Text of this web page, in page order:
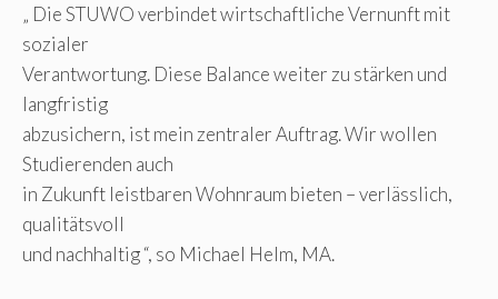
„ Die STUWO verbindet wirtschaftliche Vernunft mit
sozialer
Verantwortung. Diese Balance weiter zu stärken und
langfristig
abzusichern, ist mein zentraler Auftrag. Wir wollen
Studierenden auch
in Zukunft leistbaren Wohnraum bieten – verlässlich,
qualitätsvoll
und nachhaltig “, so Michael Helm, MA.